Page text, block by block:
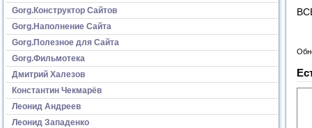
Gorg.Конструктор Сайтов
Gorg.Наполнение Сайта
Gorg.Полезное для Сайта
Gorg.Фильмотека
Дмитрий Халезов
Константин Чекмарёв
Леонид Андреев
Леонид Западенко